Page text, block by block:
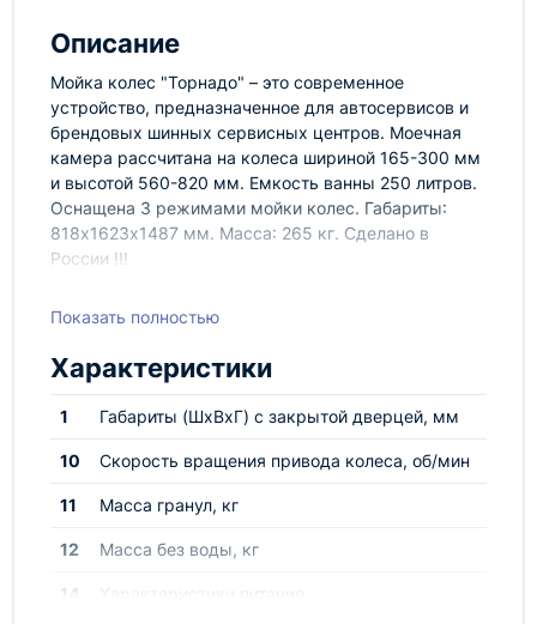
Описание
Мойка колес "Торнадо" – это современное
устройство, предназначенное для автосервисов и
брендовых шинных сервисных центров. Моечная
камера рассчитана на колеса шириной 165-300 мм
и высотой 560-820 мм. Емкость ванны 250 литров.
Оснащена 3 режимами мойки колес. Габариты:
818х1623х1487 мм. Масса: 265 кг. Сделано в
России !!!
Показать полностью
Характеристики
1 Габариты (ШхВхГ) с закрытой дверцей, мм
10 Скорость вращения привода колеса, об/мин
11 Масса гранул, кг
12 Масса без воды, кг
14 Характеристики питания